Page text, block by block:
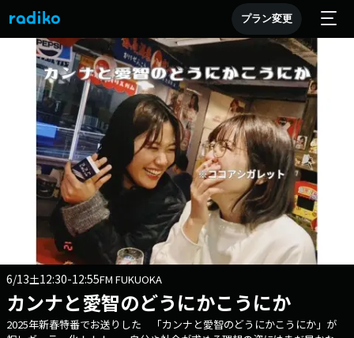
プラン変更
6/13土12:30-12:55FM FUKUOKA
カンナと愛智のどうにかこうにか
2025年新春特番でお送りした 「カンナと愛智のどうにかこうにか」が